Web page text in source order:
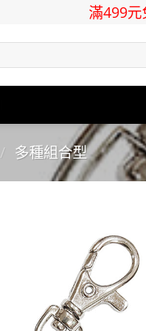
滿499元
/ 多種組合型